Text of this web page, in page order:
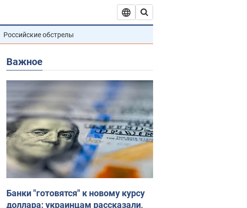
Российские обстрелы
Важное
Банки "готовятся" к новому курсу
доллара: украинцам рассказали,